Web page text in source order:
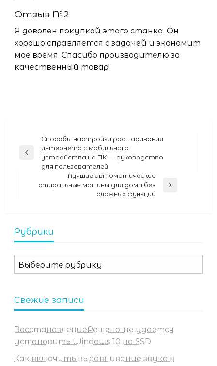
Отзыв №2
Я доволен покупкой этого станка. Он
хорошо справляется с задачей и экономит
мое время. Спасибо производителю за
качественный товар!
Навигация
по
записям
Previous
Способы настройки расшаривания
интернета с мобильного
устройства на ПК — руководство
для пользователей
Next
Лучшие автоматические
стиральные машины для дома без
сложных функций
Рубрики
Рубрики
Свежие записи
ВосстановлениеРешено: не удается
установить Windows 10 на SSD
Как включить выравнивание звука в